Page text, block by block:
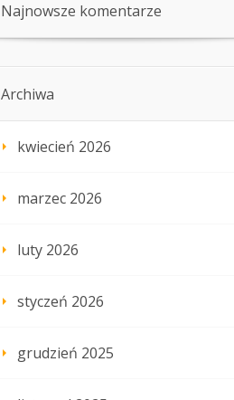
Najnowsze komentarze
Archiwa
kwiecień 2026
marzec 2026
luty 2026
styczeń 2026
grudzień 2025